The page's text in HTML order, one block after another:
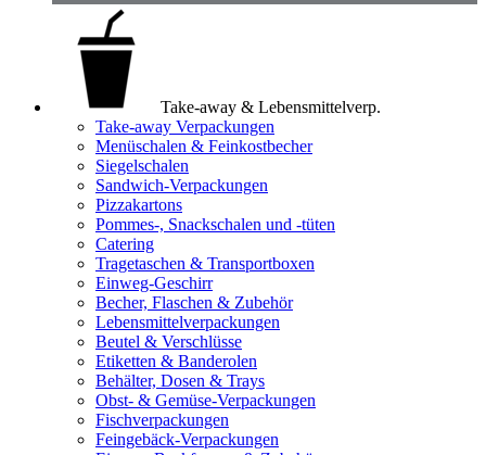
Take-away & Lebensmittelverp.
Take-away Verpackungen
Menüschalen & Feinkostbecher
Siegelschalen
Sandwich-Verpackungen
Pizzakartons
Pommes-, Snackschalen und -tüten
Catering
Tragetaschen & Transportboxen
Einweg-Geschirr
Becher, Flaschen & Zubehör
Lebensmittelverpackungen
Beutel & Verschlüsse
Etiketten & Banderolen
Behälter, Dosen & Trays
Obst- & Gemüse-Verpackungen
Fischverpackungen
Feingebäck-Verpackungen